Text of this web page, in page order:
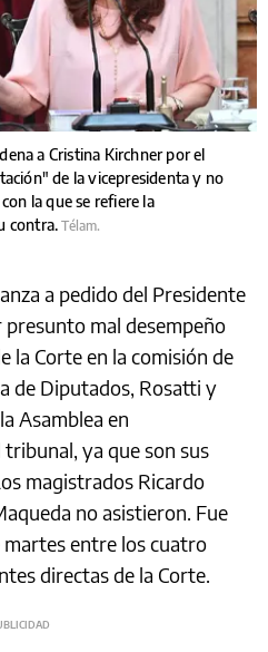
a Cristina Kirchner por el
de la vicepresidenta y no
la que se refiere la
contra.Télam.
a pedido del Presidente
mal desempeño
la Corte en la comisión de
de Diputados, Rosatti y
Asamblea en
ya que son sus
magistrados Ricardo
no asistieron. Fue
entre los cuatro
directas de la Corte.